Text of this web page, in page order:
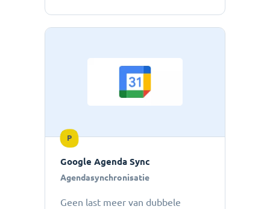
P
Google Agenda Sync
Agendasynchronisatie
Geen last meer van dubbele